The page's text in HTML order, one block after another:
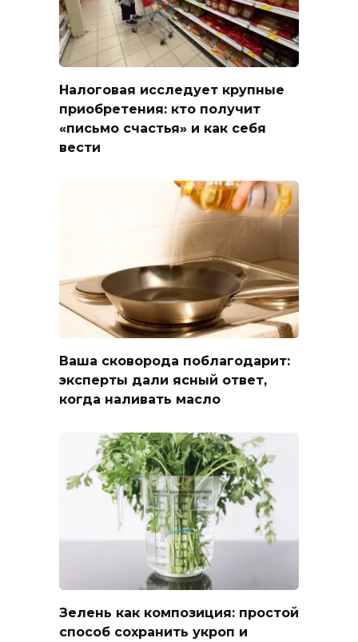
Налоговая исследует крупные
приобретения: кто получит
«письмо счастья» и как себя
вести
Ваша сковорода поблагодарит:
эксперты дали ясный ответ,
когда наливать масло
Зелень как композиция: простой
способ сохранить укроп и